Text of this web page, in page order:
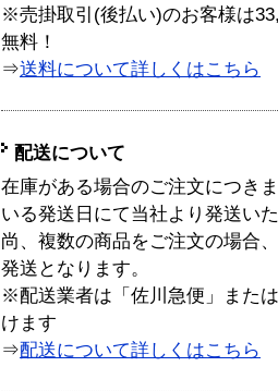
※売掛取引(後払い)のお客様は
無料！
⇒送料について詳しくはこちら
配送について
在庫がある場合のご注文につき
いる発送日にて当社より発送い
尚、複数の商品をご注文の場合
発送となります。
※配送業者は「佐川急便」また
けます
⇒配送について詳しくはこちら